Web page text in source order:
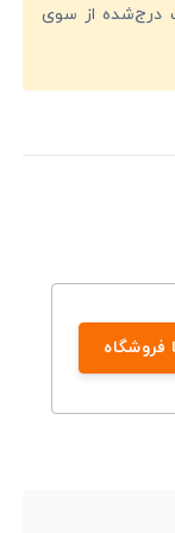
قیمت درج‌شده از سوی
فروشگاه